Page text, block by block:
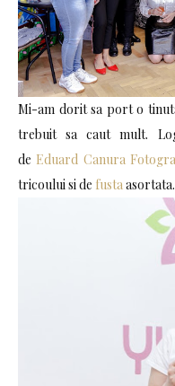
Mi-am dorit sa port o
trebuit sa caut mult.
de Eduard Canura
tricoului si de fusta